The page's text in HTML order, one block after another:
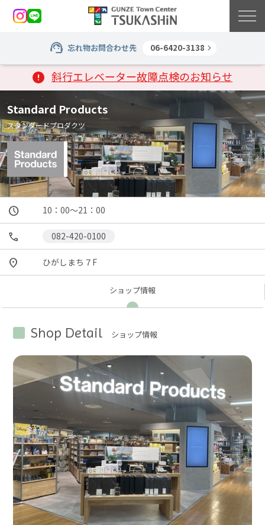
斜行エレベーター故障点検のお知らせ
忘れ物お問合わせ先 06-6420-3138
Standard Products
スタンダードプロダクツ
10：00～21：00
082-420-0100
ひがしまち７F
ショップ情報
Shop Detail ショップ情報